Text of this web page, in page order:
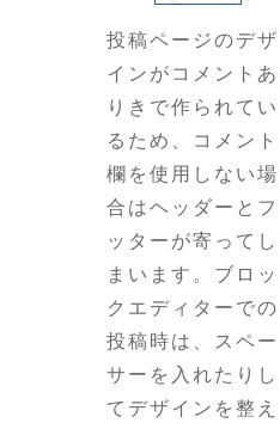
投稿ページのデザ
インがコメントあ
りきで作られてい
るため、コメント
欄を使用しない場
合はヘッダーとフ
ッターが寄ってし
まいます。ブロッ
クエディターでの
投稿時は、スペー
サーを入れたりし
てデザインを整え